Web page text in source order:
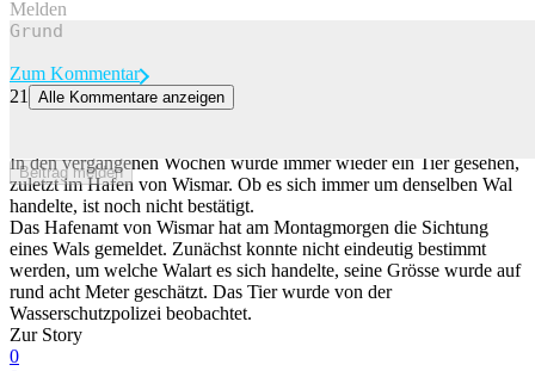
Melden
Beitrag melden
Zum Kommentar
21
Alle Kommentare anzeigen
In den vergangenen Wochen wurde immer wieder ein Tier gesehen,
zuletzt im Hafen von Wismar. Ob es sich immer um denselben Wal
handelte, ist noch nicht bestätigt.
Das Hafenamt von Wismar hat am Montagmorgen die Sichtung
eines Wals gemeldet. Zunächst konnte nicht eindeutig bestimmt
werden, um welche Walart es sich handelte, seine Grösse wurde auf
rund acht Meter geschätzt. Das Tier wurde von der
Wasserschutzpolizei beobachtet.
Zur Story
0